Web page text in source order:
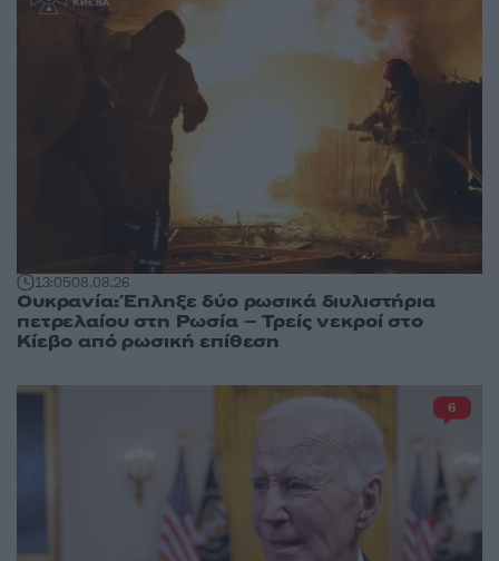
13:0508.08.26
Ουκρανία: Έπληξε δύο ρωσικά διυλιστήρια
πετρελαίου στη Ρωσία – Τρείς νεκροί στο
Κίεβο από ρωσική επίθεση
6